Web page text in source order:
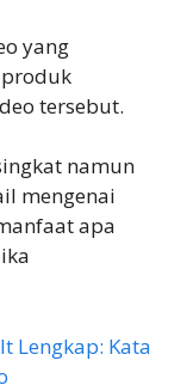
yang
tersebut.
namun
mengenai
apa
Lengkap: Kata